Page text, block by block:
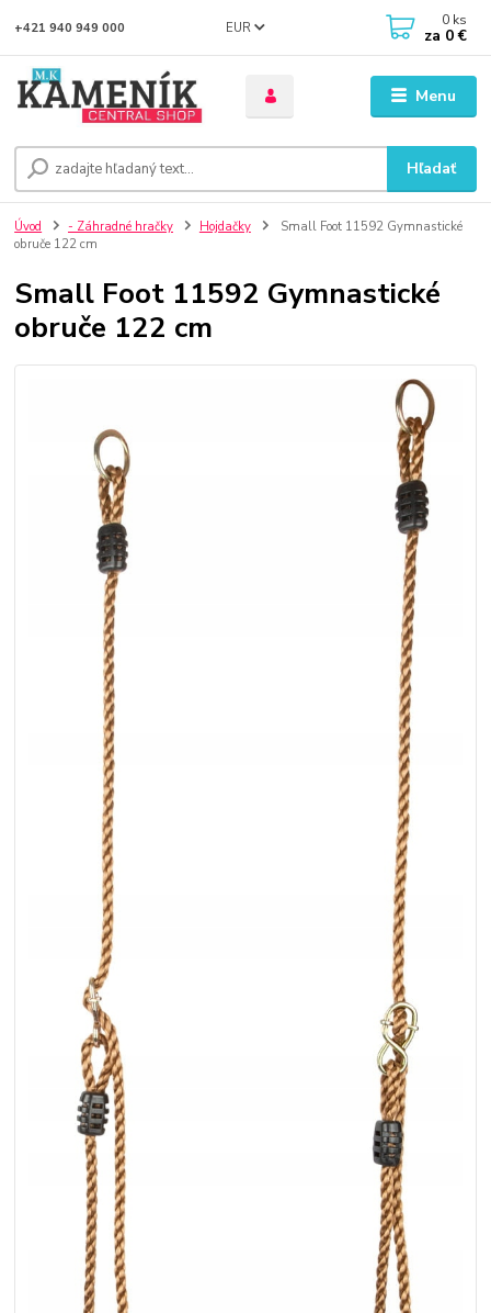
Menu
EUR
Hľadať
+421 940 949 000 0 ks
za 0 €
Úvod - Záhradné hračky Hojdačky
Small Foot 11592 Gymnastické
obruče 122 cm
Small Foot 11592 Gymnastické
obruče 122 cm